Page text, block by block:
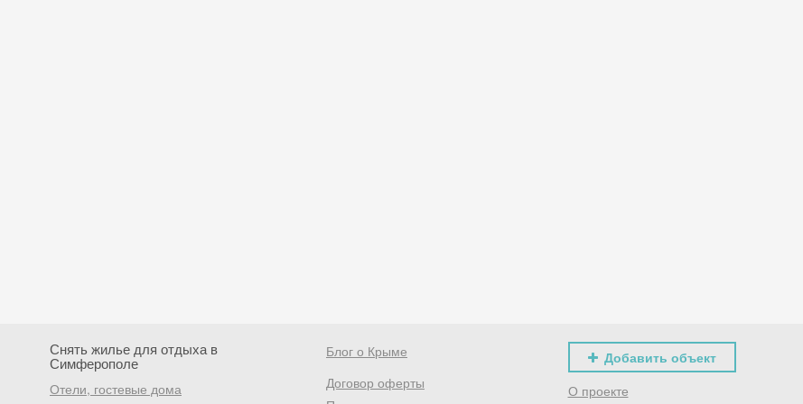
Снять жилье для отдыха в
Симферополе
Отели, гостевые дома
Блог о Крыме
Договор оферты
Добавить объект
О проекте